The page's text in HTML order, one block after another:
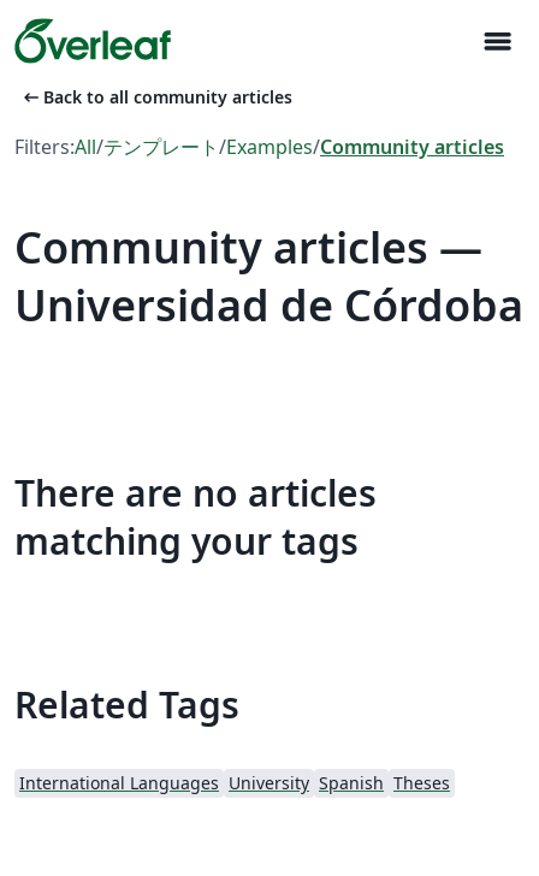
menu
arrow_left_alt Back to all community articles
Filters:All/テンプレート/Examples/Community articles
Community articles —
Universidad de Córdoba
There are no articles
matching your tags
Related Tags
International Languages University Spanish Theses